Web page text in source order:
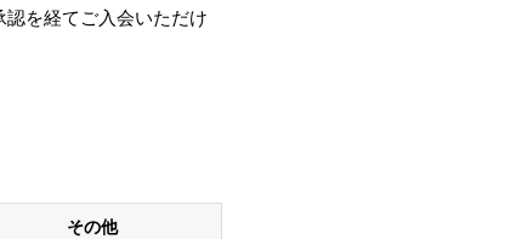
を経てご入会いただけ
その他